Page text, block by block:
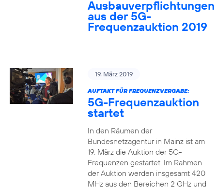
Ausbauverpflichtungen
aus der 5G-
Frequenzauktion 2019
19. März 2019
AUFTAKT FÜR FREQUENZVERGABE:
5G-Frequenzauktion
startet
In den Räumen der
Bundesnetzagentur in Mainz ist am
19. März die Auktion der 5G-
Frequenzen gestartet. Im Rahmen
der Auktion werden insgesamt 420
MHz aus den Bereichen 2 GHz und